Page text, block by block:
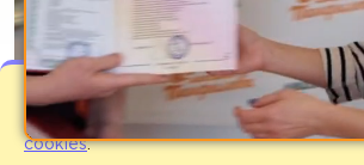
Мы используем файлы cookies для
работы сайта. Оставаясь на нашем
соглашаетесь с условиями
cookies.